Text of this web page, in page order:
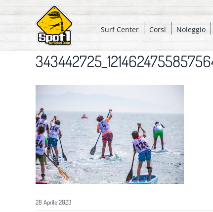
contenuto
Surf Center Corsi Noleggio
28 Aprile 2023